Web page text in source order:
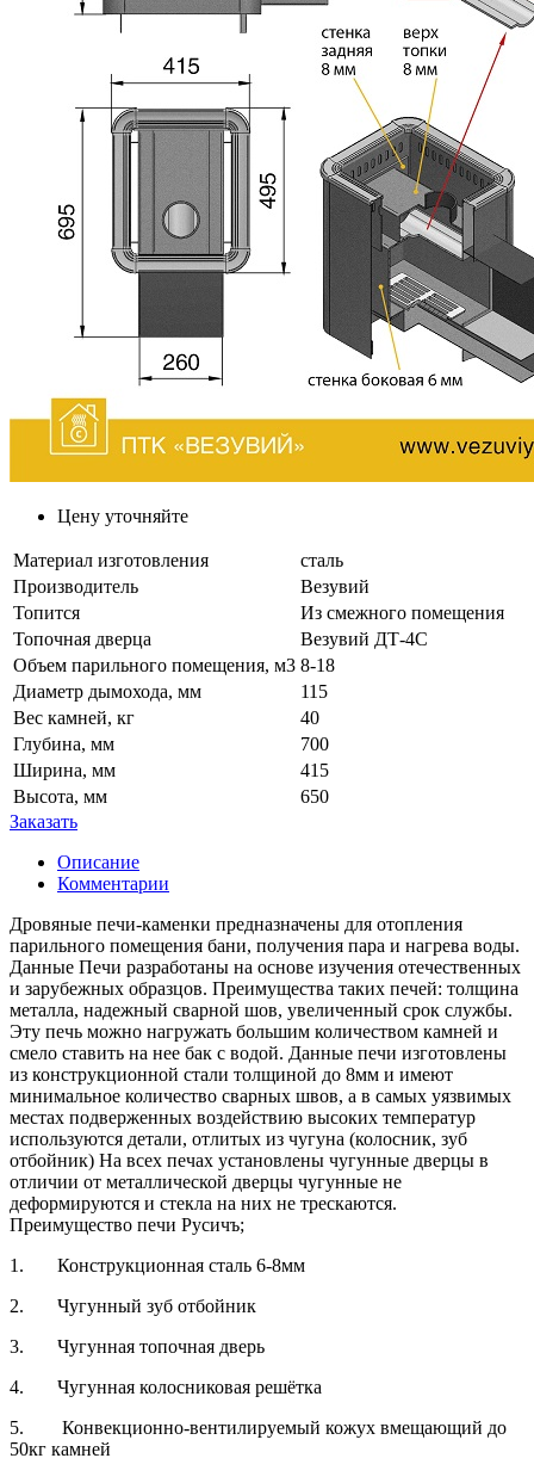
Цену уточняйте
Материал изготовления
сталь
Производитель
Везувий
Топится
Из смежного помещения
Топочная дверца
Везувий ДТ-4С
Объем парильного помещения, м3 8-18
Диаметр дымохода, мм
115
Вес камней, кг
40
Глубина, мм
700
Ширина, мм
415
Высота, мм
650
Заказать
Описание
Комментарии
Дровяные печи-каменки предназначены для отопления
парильного помещения бани, получения пара и нагрева воды.
Данные Печи разработаны на основе изучения отечественных
и зарубежных образцов. Преимущества таких печей: толщина
металла, надежный сварной шов, увеличенный срок службы.
Эту печь можно нагружать большим количеством камней и
смело ставить на нее бак с водой. Данные печи изготовлены
из конструкционной стали толщиной до 8мм и имеют
минимальное количество сварных швов, а в самых уязвимых
местах подверженных воздействию высоких температур
используются детали, отлитых из чугуна (колосник, зуб
отбойник) На всех печах установлены чугунные дверцы в
отличии от металлической дверцы чугунные не
деформируются и стекла на них не трескаются.
Преимущество печи Русичъ;
1. Конструкционная сталь 6-8мм
2. Чугунный зуб отбойник
3. Чугунная топочная дверь
4. Чугунная колосниковая решётка
5. Конвекционно-вентилируемый кожух вмещающий до
50кг камней